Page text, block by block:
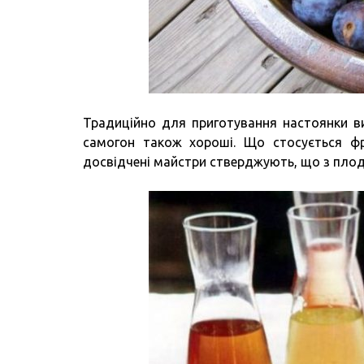
Традиційно для приготування настоянки
самогон також хороші. Що стосується
досвідчені майстри стверджують, що з